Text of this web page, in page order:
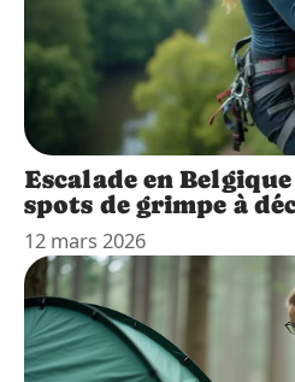
Escalade en
spots de grimpe à
12 mars 2026